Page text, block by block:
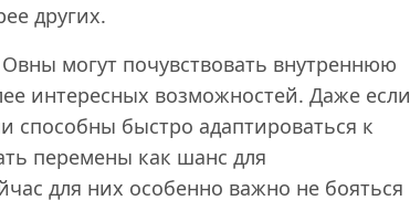
других.
могут почувствовать внутреннюю
интересных возможностей. Даже если
способны быстро адаптироваться к
перемены как шанс для
для них особенно важно не бояться